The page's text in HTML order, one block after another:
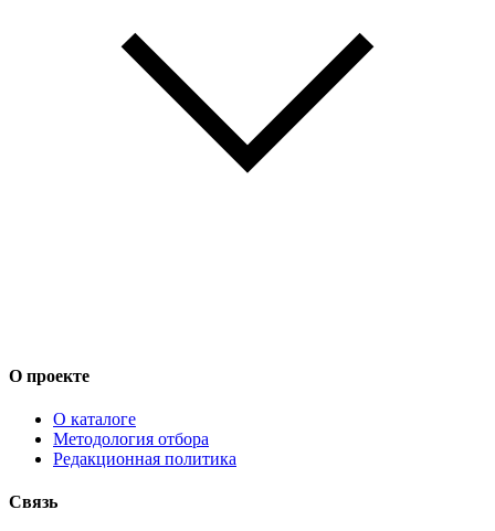
О проекте
О каталоге
Методология отбора
Редакционная политика
Связь